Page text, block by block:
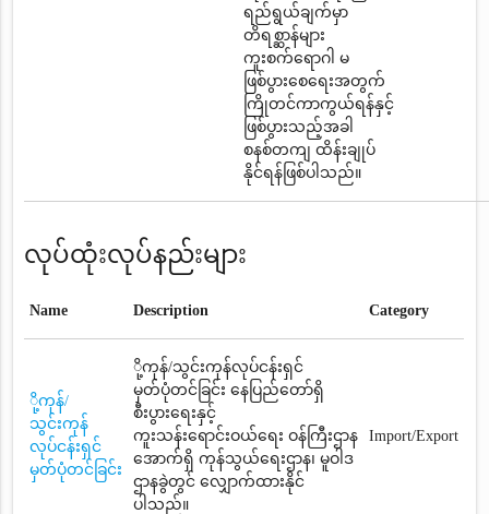
ရည်ရွယ်ချက်မှာ
တိရစ္ဆာန်များ
ကူးစက်ရောဂါ မ
ဖြစ်ပွားစေရေးအတွက်
ကြိုတင်ကာကွယ်ရန်နှင့်
ဖြစ်ပွားသည့်အခါ
စနစ်တကျ ထိန်းချုပ်
နိုင်ရန်ဖြစ်ပါသည်။
လုပ်ထုံးလုပ်နည်းများ
Name Description Category
ို့ကုန်/
သွင်းကုန်
လုပ်ငန်းရှင်
မှတ်ပုံတင်ခြင်း
ို့ကုန်/သွင်းကုန်လုပ်ငန်းရှင်
မှတ်ပုံတင်ခြင်း နေပြည်တော်ရှိ
စီးပွားရေးနှင့်
ကူးသန်းရောင်းဝယ်ရေး ဝန်ကြီးဌာန
အောက်ရှိ ကုန်သွယ်ရေးဌာန၊ မူဝါဒ
ဌာနခွဲတွင် လျှောက်ထားနိုင်
ပါသည်။
Import/Export